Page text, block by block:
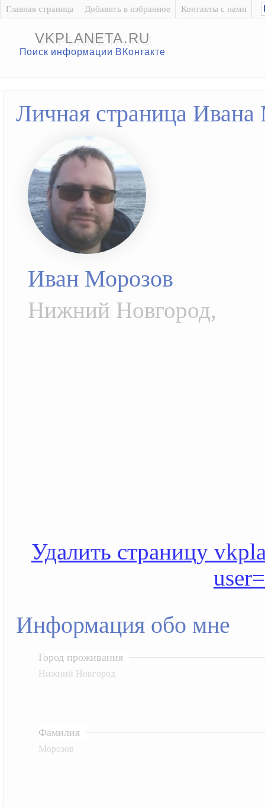
Главная страница Добавить в избранное Контакты с нами
VKPLANETA.RU
Поиск информации ВКонтакте
Личная страница
Иван Морозов
Нижний Новгород,
Удалить страницу
Информация обо мне
Город проживания
Нижний Новгород
Фамилия
Морозов